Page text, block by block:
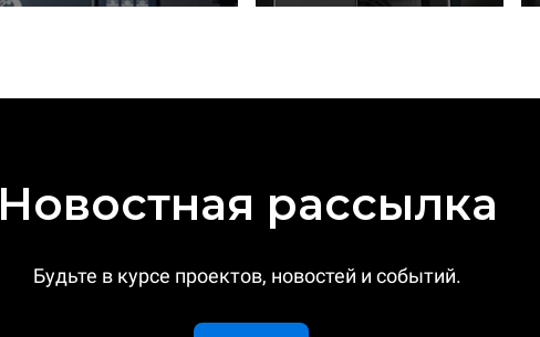
Новостная рассылка
Будьте в курсе проектов, новостей и событий.